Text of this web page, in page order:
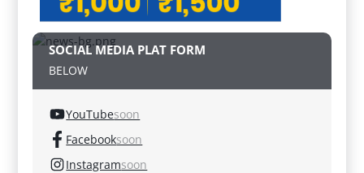
SOCIAL MEDIA PLAT FORM
BELOW
YouTubesoon
Facebooksoon
Instagramsoon